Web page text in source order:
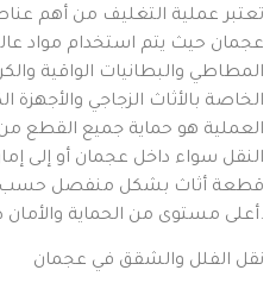
تعتبر عملية التغليف من أهم
عجمان حيث يتم استخدام مواد
المطاطي والبطانيات الواقية
الخاصة بالأثاث الزجاجي
العملية هو حماية جميع القطع
النقل سواء داخل عجمان أو إلى
قطعة أثاث بشكل منفصل حسب
أعلى مستوى من الحماية والأمان طوال فترة النقل.
نقل الفلل والشقق في عجمان